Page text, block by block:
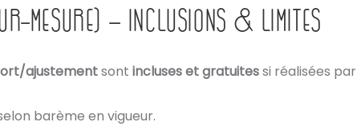
Mesure) – INCLUSIONS & LIMITES
ajustementsont incluses et gratuitessi réalisées
barème en vigueur.